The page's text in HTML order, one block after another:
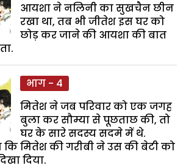
आयशा ने नलिनी का सुखचैन छीन
रखा था, तब भी जीतेश इस घर को
छोड़ कर जाने की आयशा की बात
भाग - 4
मितेश ने जब परिवार को एक जगह
बुला कर सौम्या से पूछताछ की, तो
घर के सारे सदस्य सदमे में थे.
मितेश की गरीबी ने उस की बेटी को
दिया.